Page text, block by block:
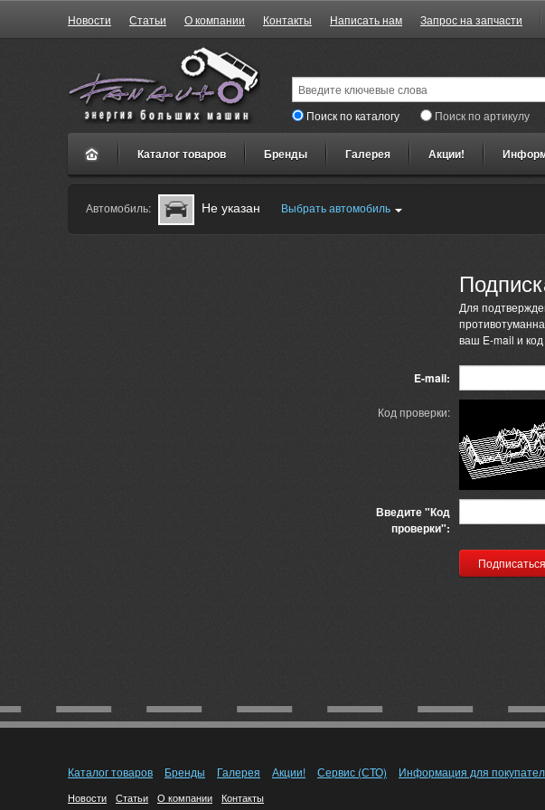
Новости Статьи О компании Контакты Написать нам Запрос на запчасти
Поиск по каталогу Поиск по артикулу
Каталог товаров Бренды Галерея Акции!
Автомобиль: Не указан Выбрать автомобиль
Для
ваш E-mail и код
E-mail:
Код проверки:
Введите "Код
проверки":
Каталог товаров Бренды Галерея Акции! Сервис (СТО) Информация для
Новости Статьи О компании Контакты